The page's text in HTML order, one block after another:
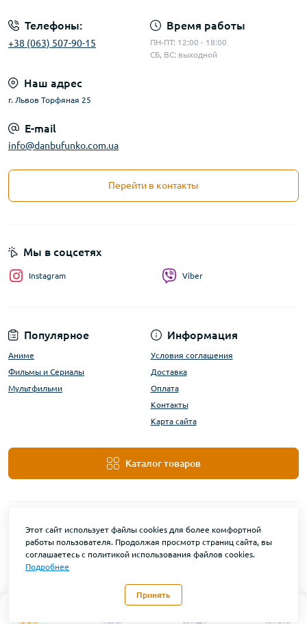
Каталог Главная Закладки Контакты
Телефоны:
+38 (063) 507-90-15
Время работы
ПН-ПТ: 12:00 - 18:00
СБ, ВС: выходной
Наш адрес
г. Львов Торфяная 25
E-mail
info@danbufunko.com.ua
Перейти в контакты
Популярное
Аниме
Фильмы и Сериалы
Мультфильми
Информация
Условия соглашения
Доставка
Оплата
Контакты
Карта сайта
Каталог товаров
Мы в соцсетях
Instagram Viber
Этот сайт использует файлы cookies для более комфортной
работы пользователя. Продолжая просмотр страниц сайта, вы
соглашаетесь с политикой использования файлов cookies.
Подробнее
Принять